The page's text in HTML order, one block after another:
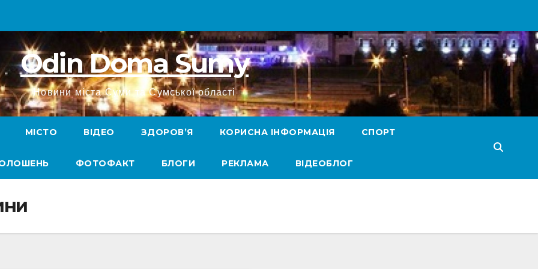
Odin Doma Sumy
Новини міста Суми та Сумської області
МІСТО ВІДЕО ЗДОРОВ’Я КОРИСНА ІНФОРМАЦІЯ СПОРТ
ФОТОФАКТ БЛОГИ РЕКЛАМА ВІДЕОБЛОГ